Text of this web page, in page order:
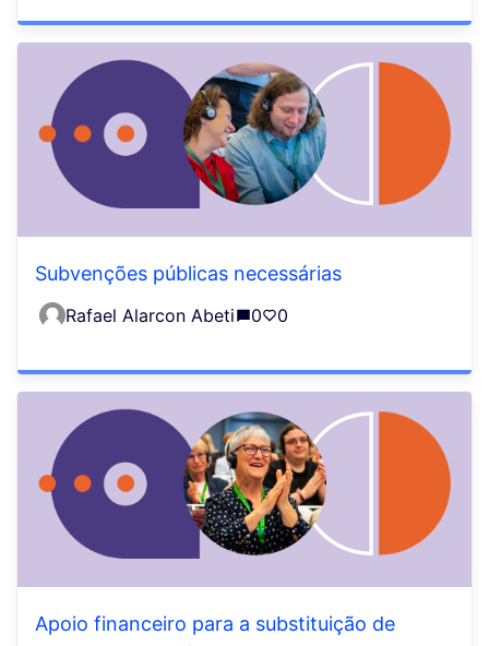
Subvenções públicas necessárias
Rafael Alarcon Abeti 0 0
Apoio financeiro para a substituição de